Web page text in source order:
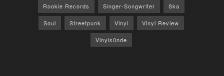
Rookie Records Singer-Songwriter Ska
Soul Streetpunk Vinyl Vinyl Review
Vinylsünde